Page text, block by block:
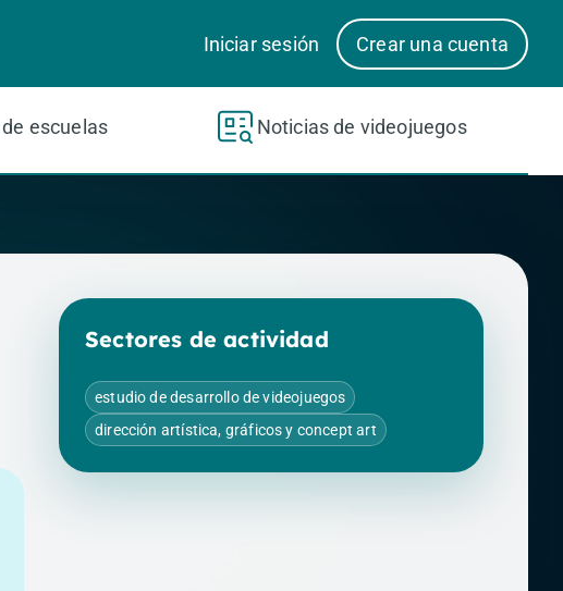
Iniciar sesión
Crear una cuenta
escuelas Noticias de videojuegos
Sectores de actividad
estudio de desarrollo de videojuegos
dirección artística, gráficos y concept art